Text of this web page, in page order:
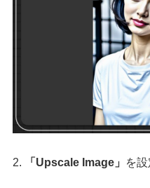
2. 「Upscale Image」 を設